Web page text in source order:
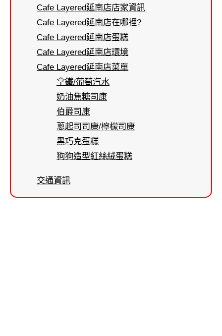
Cafe Layered延南店店家資訊
Cafe Layered延南店在哪裡?
Cafe Layered延南店蛋糕
Cafe Layered延南店環境
Cafe Layered延南店菜單
拿鐵/葡萄汽水
奶油焦糖司康
伯爵司康
蔥起司司康/檸檬司康
黑巧克蛋糕
狗狗造型紅絲絨蛋糕
交通資訊